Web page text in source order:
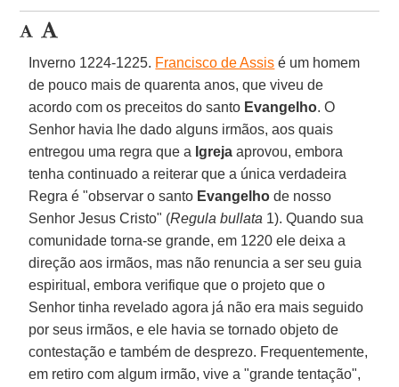
Inverno 1224-1225. Francisco de Assis é um homem
de pouco mais de quarenta anos, que viveu de
acordo com os preceitos do santo Evangelho. O
Senhor havia lhe dado alguns irmãos, aos quais
entregou uma regra que a Igreja aprovou, embora
tenha continuado a reiterar que a única verdadeira
Regra é "observar o santo Evangelho de nosso
Senhor Jesus Cristo" (Regula bullata 1). Quando sua
comunidade torna-se grande, em 1220 ele deixa a
direção aos irmãos, mas não renuncia a ser seu guia
espiritual, embora verifique que o projeto que o
Senhor tinha revelado agora já não era mais seguido
por seus irmãos, e ele havia se tornado objeto de
contestação e também de desprezo. Frequentemente,
em retiro com algum irmão, vive a "grande tentação",